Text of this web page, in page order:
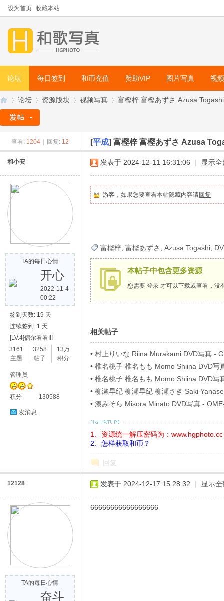
设为首页 收藏本站
论坛 每日签到 和币充值 赞助VIP 图片写真 视
»
论坛
›
资源版块 视频写真
›
富樫梓 富樫あずさ Azusa
查看: 1204 回复: 12 [平成] 富樫梓 富樫あずさ Azusa
和小安
TA的每日心情
开心
2022-11-4
00:22
签到天数: 19 天
连续签到: 1 天
[LV.4]偶尔看看III
3161
主题
3258
帖子
13万
积分
管理员
积分 130588
发消息
发表于 2024-12-11 16:31:06 | 显示
游客，如果您要查看本帖隐藏内容请回复
富樫梓 富樫あずさ Azusa Togashi
本帖子中包含更多资源
您需要 登录 才可以下载或查看，没
相关帖子
• 村上りいな Riina Murakami DVD写真 -
• 椎名桃子 椎名もも Momo Shiina DVD
ベル Part4
• 椎名桃子 椎名もも Momo Shiina DVD
ベル Part8
• 柳濑早纪 柳瀬早紀 柳瀬さき Saki
40746 僕の女神さま Blu-ray
• 湊みそら Misora Minato DVD写真 -
1、资源统一解压密码为：www.hgphoto.cc
2、怎样获取和币？
回复
12128
TA的每日心情
奋斗
发表于 2024-12-17 15:28:32 | 显示
66666666666666666